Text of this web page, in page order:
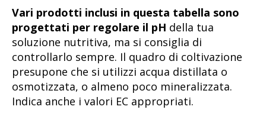
Vari prodotti inclusi in questa tabella sono
progettati per regolare il pH della tua
soluzione nutritiva, ma si consiglia di
controllarlo sempre. Il quadro di coltivazione
presupone che si utilizzi acqua distillata o
osmotizzata, o almeno poco mineralizzata.
Indica anche i valori EC appropriati.